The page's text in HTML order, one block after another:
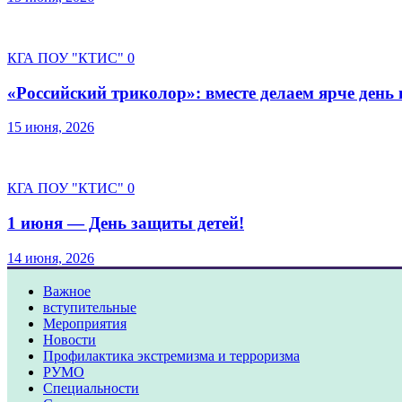
КГА ПОУ "КТИС" 0
«Российский триколор»: вместе делаем ярче день
15 июня, 2026
КГА ПОУ "КТИС" 0
1 июня — День защиты детей!
14 июня, 2026
Важное
вступительные
Мероприятия
Новости
Профилактика экстремизма и терроризма
РУМО
Специальности